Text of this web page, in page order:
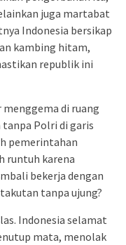
juga martabat
Indonesia bersikap
kambing hitam,
republik ini
di ruang
tanpa Polri di garis
pemerintahan
runtuh karena
bekerja dengan
tanpa ujung?
Indonesia selamat
mata, menolak